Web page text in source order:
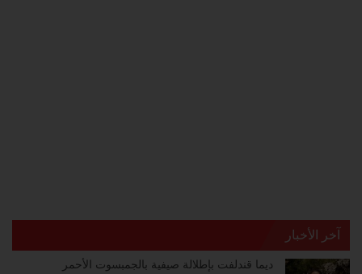
آخر الأخبار
ديما قندلفت بإطلالة صيفية بالجمبسوت الأحمر